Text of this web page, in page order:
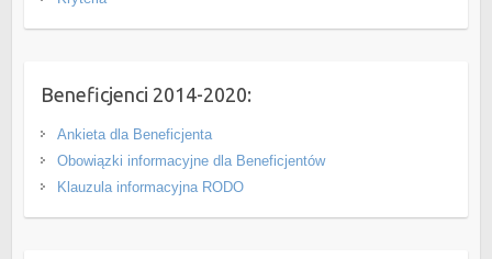
Beneficjenci 2014-2020:
Ankieta dla Beneficjenta
Obowiązki informacyjne dla Beneficjentów
Klauzula informacyjna RODO